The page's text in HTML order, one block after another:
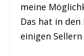
meine
Das hat in
einigen